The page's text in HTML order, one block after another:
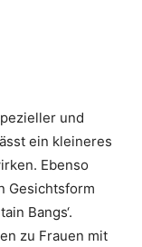
und
ein kleineres
Ebenso
Gesichtsform
Bangs‘.
zu Frauen mit